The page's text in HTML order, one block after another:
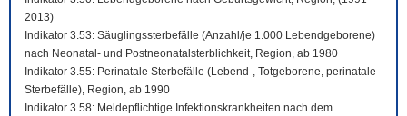
2013)
Indikator 3.53: Säuglingssterbefälle (Anzahl/je 1.000 Lebendgeborene)
nach Neonatal- und Postneonatalsterblichkeit, Region, ab 1980
Indikator 3.55: Perinatale Sterbefälle (Lebend-, Totgeborene, perinatale
Sterbefälle), Region, ab 1990
Indikator 3.58: Meldepflichtige Infektionskrankheiten nach dem